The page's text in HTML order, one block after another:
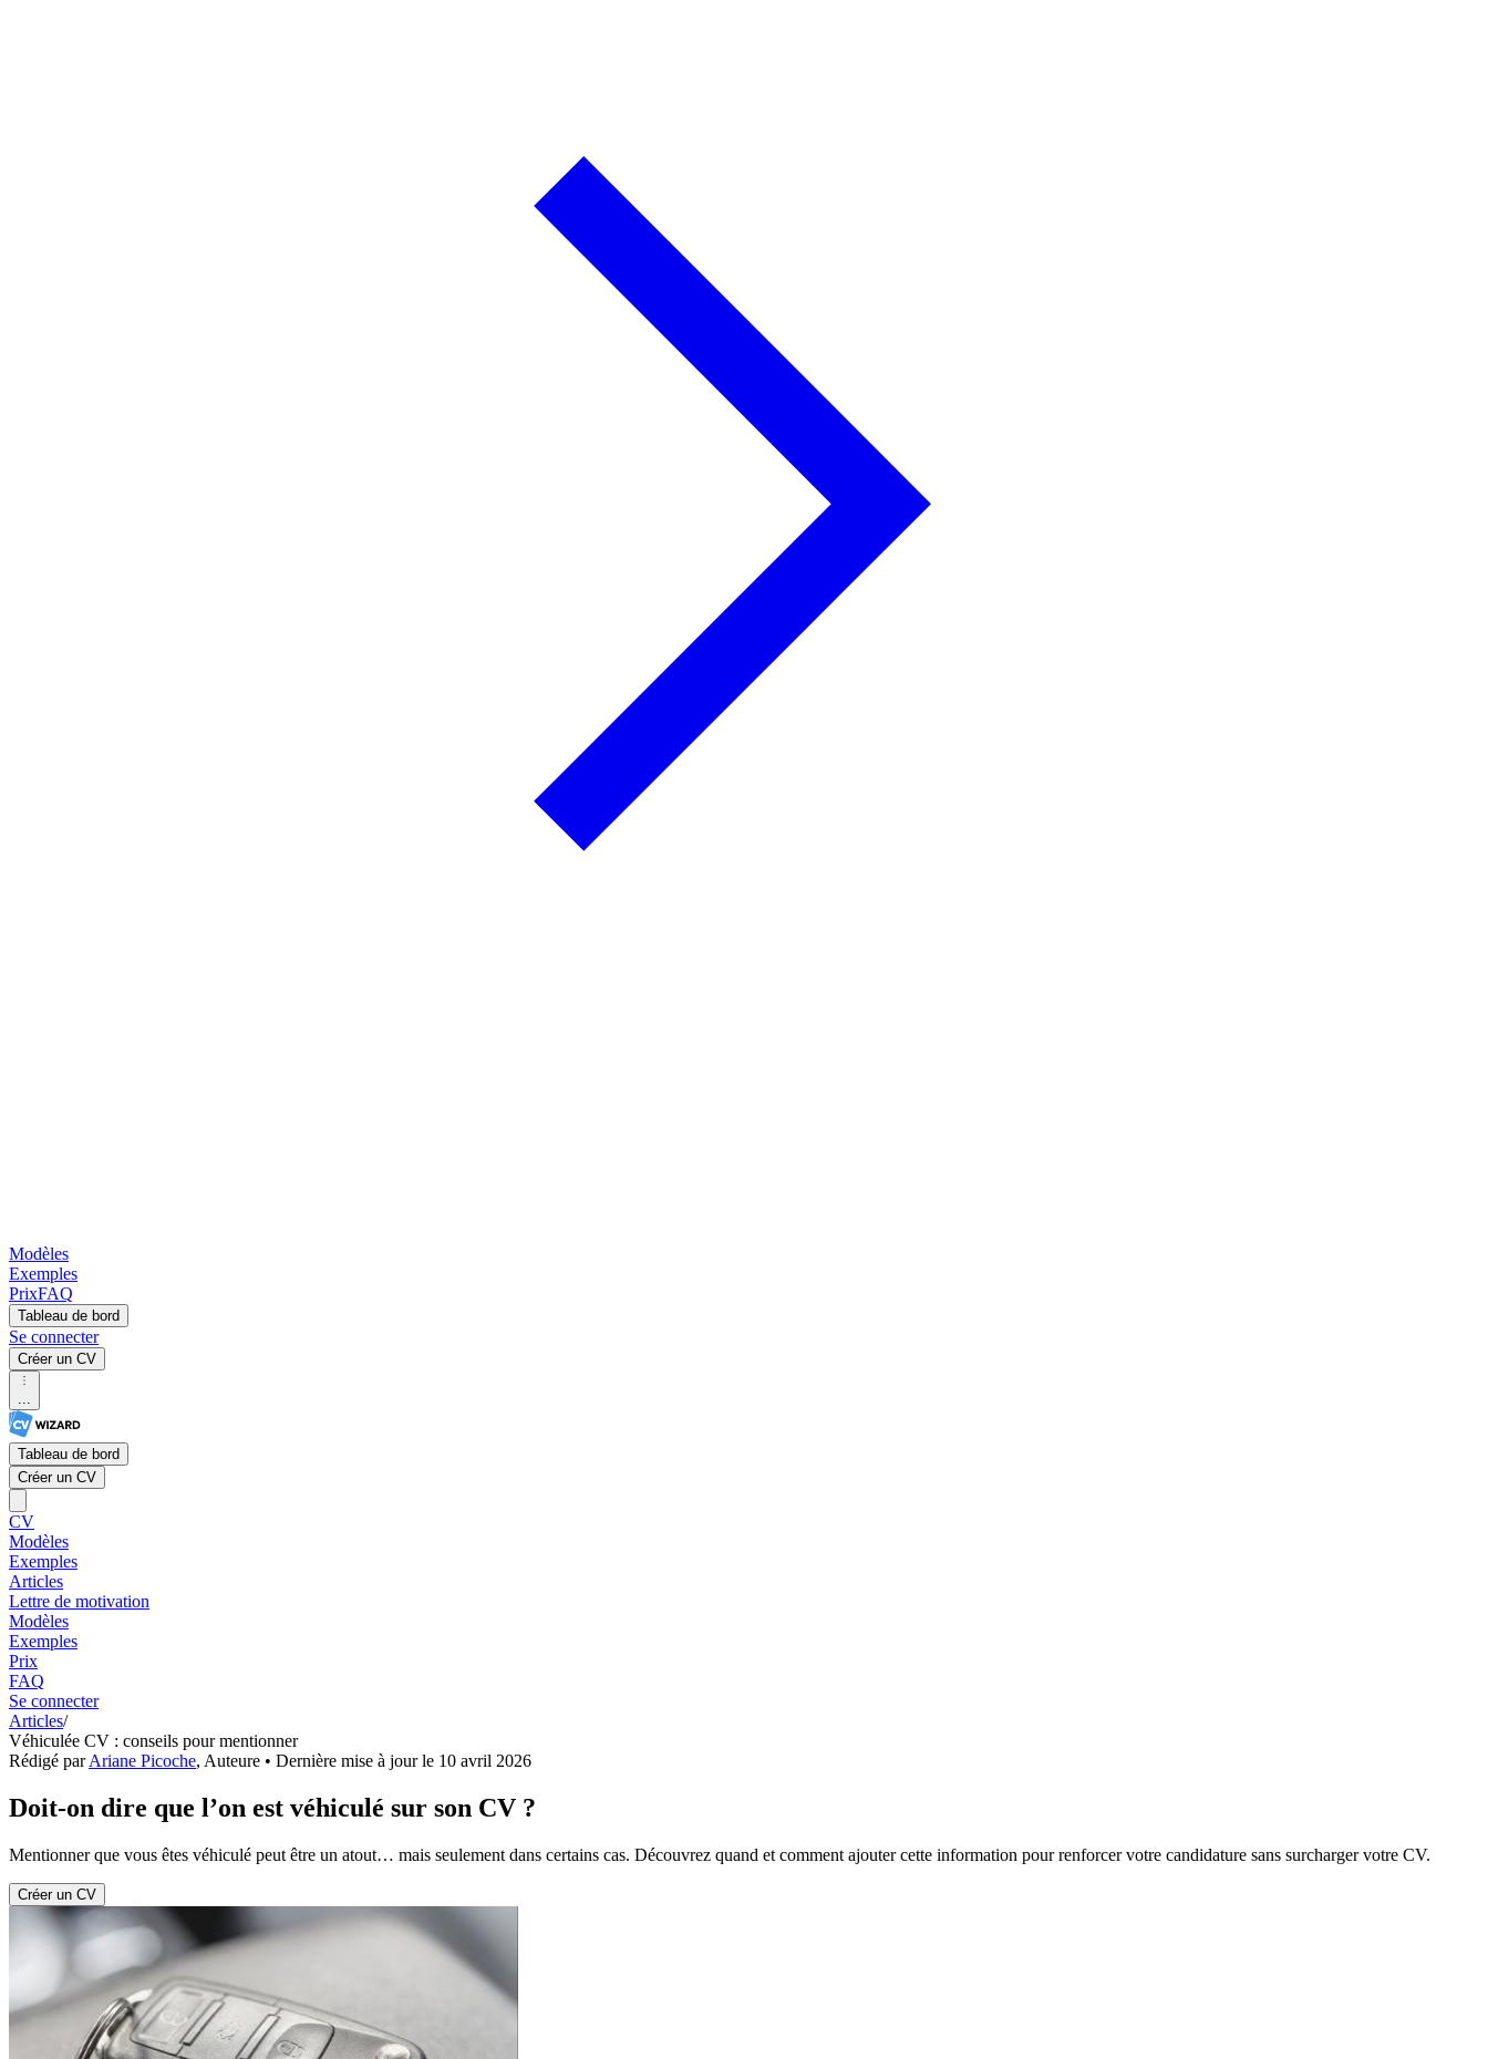
Modèles
Exemples
PrixFAQ
Tableau de bord
Se connecter
Créer un CV
...
Tableau de bord
Créer un CV
CV
Modèles
Exemples
Articles
Lettre de motivation
Modèles
Exemples
Prix
FAQ
Se connecter
Articles/
Véhiculée CV : conseils pour mentionner
Rédigé parAriane Picoche, Auteure • Dernière mise à jour le 10 avril 2026
Doit-on dire que l’on est véhiculé sur son CV ?
Mentionner que vous êtes véhiculé peut être un atout… mais seulement dans certains cas. Découvrez quand et comment ajouter cette information pour renforcer votre candidature sans surcharger votre CV.
Créer un CV